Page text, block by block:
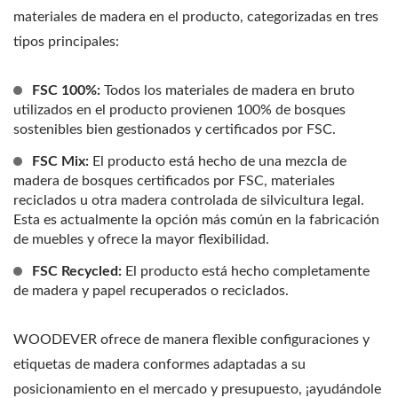
materiales de madera en el producto, categorizadas en tres
tipos principales:
FSC 100%: Todos los materiales de madera en bruto
utilizados en el producto provienen 100% de bosques
sostenibles bien gestionados y certificados por FSC.
FSC Mix: El producto está hecho de una mezcla de
madera de bosques certificados por FSC, materiales
reciclados u otra madera controlada de silvicultura legal.
Esta es actualmente la opción más común en la fabricación
de muebles y ofrece la mayor flexibilidad.
FSC Recycled: El producto está hecho completamente
de madera y papel recuperados o reciclados.
WOODEVER ofrece de manera flexible configuraciones y
etiquetas de madera conformes adaptadas a su
posicionamiento en el mercado y presupuesto, ¡ayudándole